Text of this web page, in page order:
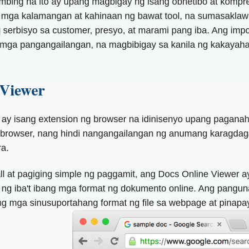
kalamangan at kahinaan ng bawat tool, na
sa customer, presyo, at marami pang iba. Ang
pangangailangan, na magbibigay sa kanila ng
isang extension ng browser na idinisenyo upang
nang hindi nangangailangan ng anumang
at pagiging simple ng paggamit, ang Docs Online Viewer
iba't ibang mga format ng dokumento online. Ang
mga sinusuportahang format ng file sa webpage at